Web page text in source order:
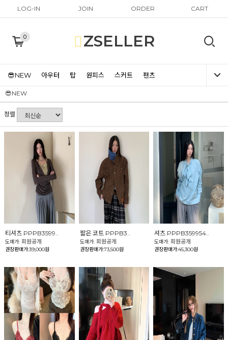
LOG-IN JOIN ORDER CART
0 ZSELLER
😎NEW 아우터 탑 원피스 스커트 팬츠
😎NEW
정렬
티셔츠 PPPB3599..
도매가: 회원공개
권장판매가:39,000원
짧은 코트 PPPB3..
도매가: 회원공개
권장판매가:73,500원
셔츠 PPPB359954..
도매가:회원공개
권장판매가:45,300원